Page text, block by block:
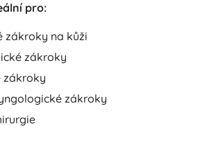
pro:
zákroky na kůži
zákroky
zákroky
zákroky